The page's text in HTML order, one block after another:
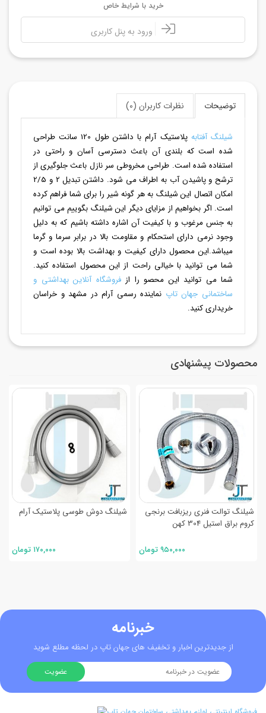
خرید با شرایط خاص
ورود به پنل کاربری
توضیحات نظرات کاربران (0)
شیلنگ آفتابه
پلاستیک آرام با داشتن طول 120 سانت طراحی
شده است که بلندی آن باعث دسترسی آسان و راحتی در
استفاده شده است. طراحی مخروطی سر نازل باعث جلوگیری از
ترشح و پاشیدن آب به اطراف می شود. داشتن تبدیل 2 و 2/5
امکان اتصال این شیلنگ به هر گونه شیر را برای شما فراهم کرده
است. اگر بخواهیم از مزایای دیگر این شیلنگ بگوییم می توانیم
به جنس مرغوب و با کیفیت آن اشاره داشته باشیم که به دلیل
وجود نرمی دارای استحکام و مقاومت بالا در برابر سرما و گرما
میباشد.این محصول دارای کیفیت و بهداشت بالا بوده است و
شما می توانید با خیالی راحت از این محصول استفاده کنید.
شما می توانید این محصو را ازفروشگاه آنلاین بهداشتی و
ساختمانی جهان تاپ نماینده رسمی آرام در مشهد و خراسان
خریداری کنید.
محصولات پیشنهادی
شیلنگ دوش طوسی پلاستیک آرام
۱۷۰,۰۰۰ تومان
شیلنگ توالت فنری ریزبافت برنجی
کروم براق استیل 304 کهن
۹۵۰,۰۰۰ تومان
خبرنامه
از جدیدترین اخبار و تخفیف های جهان تاپ در لحظه مطلع شوید